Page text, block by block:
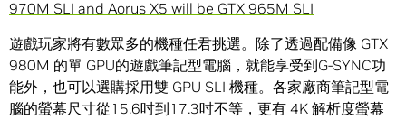
遊戲玩家將有數眾多的機種任君挑選。除了透過配備像 GTX
980M 的單 GPU的遊戲筆記型電腦，就能享受到G-SYNC功
能外，也可以選購採用雙 GPU SLI 機種。各家廠商筆記型電
腦的螢幕尺寸從15.6吋到17.3吋不等，更有 4K 解析度螢幕